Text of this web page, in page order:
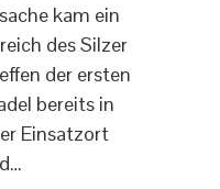
kam ein
des Silzer
der ersten
bereits in
Einsatzort